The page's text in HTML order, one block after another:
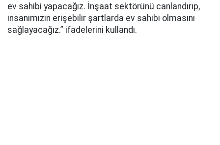
ev sahibi yapacağız. İnşaat sektörünü canlandırıp,
insanımızın erişebilir şartlarda ev sahibi olmasını
sağlayacağız.” ifadelerini kullandı.